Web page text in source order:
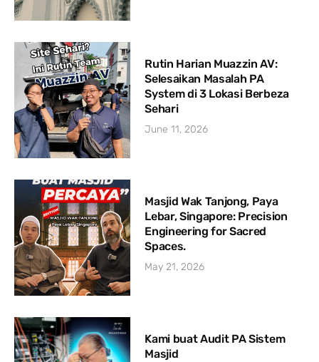
Rutin Harian Muazzin AV:
Selesaikan Masalah PA
System di 3 Lokasi Berbeza
Sehari
June 11, 2026
Masjid Wak Tanjong, Paya
Lebar, Singapore: Precision
Engineering for Sacred
Spaces.
May 21, 2026
Kami buat Audit PA Sistem
Masjid